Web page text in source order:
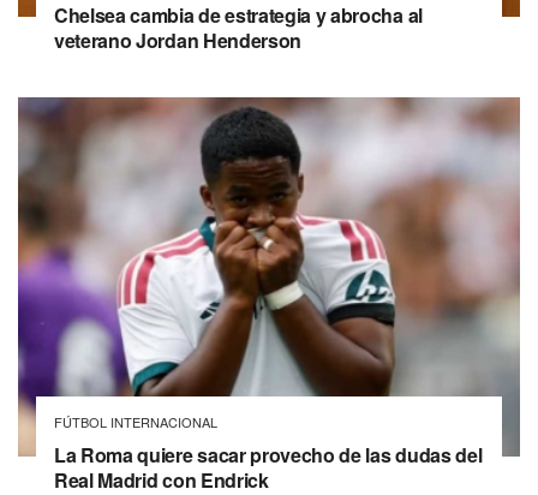
Chelsea cambia de estrategia y abrocha al
veterano Jordan Henderson
FÚTBOL INTERNACIONAL
La Roma quiere sacar provecho de las dudas del
Real Madrid con Endrick